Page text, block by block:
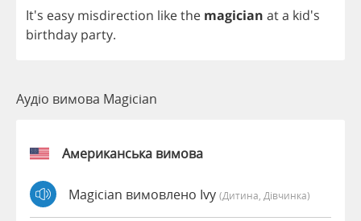
It's easy misdirection likethe magician ata kid's
birthday party.
Аудіо вимова Magician
Американська вимова
Magician вимовлено Ivy (дитина, Дівчинка)